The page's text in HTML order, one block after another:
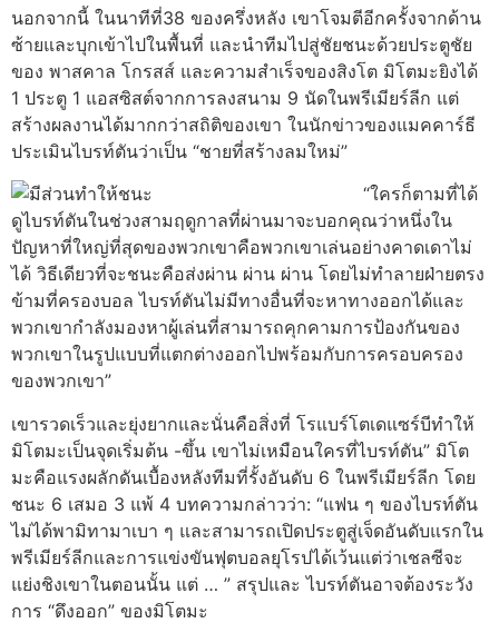
นอกจากนี้ ในนาทีที่38 ของครึ่งหลัง เขาโจมตีอีกครั้งจากด้าน
ซ้ายและบุกเข้าไปในพื้นที่ และนำทีมไปสู่ชัยชนะด้วยประตูชัย
ของ พาสคาล โกรสส์ และความสำเร็จของสิงโต มิโตมะยิงได้
1 ประตู 1 แอสซิสต์จากการลงสนาม 9 นัดในพรีเมียร์ลีก แต่
สร้างผลงานได้มากกว่าสถิติของเขา ในนักข่าวของแมคคาร์ธี
ประเมินไบรท์ตันว่าเป็น “ชายที่สร้างลมใหม่”
“ใครก็ตามที่ได้
ดูไบรท์ตันในช่วงสามฤดูกาลที่ผ่านมาจะบอกคุณว่าหนึ่งใน
ปัญหาที่ใหญ่ที่สุดของพวกเขาคือพวกเขาเล่นอย่างคาดเดาไม่
ได้ วิธีเดียวที่จะชนะคือส่งผ่าน ผ่าน ผ่าน โดยไม่ทำลายฝ่ายตรง
ข้ามที่ครองบอล ไบรท์ตันไม่มีทางอื่นที่จะหาทางออกได้และ
พวกเขากำลังมองหาผู้เล่นที่สามารถคุกคามการป้องกันของ
พวกเขาในรูปแบบที่แตกต่างออกไปพร้อมกับการครอบครอง
ของพวกเขา”
เขารวดเร็วและยุ่งยากและนั่นคือสิ่งที่ โรแบร์โตเดแซร์บีทำให้
มิโตมะเป็นจุดเริ่มต้น -ขึ้น เขาไม่เหมือนใครที่ไบรท์ตัน” มิโต
มะคือแรงผลักดันเบื้องหลังทีมที่รั้งอันดับ 6 ในพรีเมียร์ลีก โดย
ชนะ 6 เสมอ 3 แพ้ 4 บทความกล่าวว่า: “แฟน ๆ ของไบรท์ตัน
ไม่ได้พามิทามาเบา ๆ และสามารถเปิดประตูสู่เจ็ดอันดับแรกใน
พรีเมียร์ลีกและการแข่งขันฟุตบอลยุโรปได้เว้นแต่ว่าเชลซีจะ
แย่งชิงเขาในตอนนั้น แต่ … ” สรุปและ ไบรท์ตันอาจต้องระวัง
การ “ดึงออก” ของมิโตมะ